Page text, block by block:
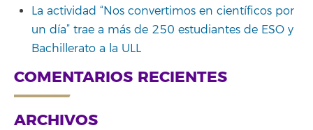
La actividad “Nos convertimos en científicos por
un día” trae a más de 250 estudiantes de ESO y
Bachillerato a la ULL
COMENTARIOS RECIENTES
ARCHIVOS